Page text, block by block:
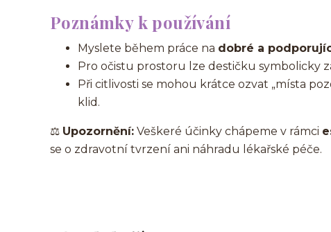
Poznámky k používání
Myslete během práce na dobré a
Pro očistu prostoru lze destičku symbolicky
Při citlivosti se mohou krátce ozvat „místa
klid.
⚖️ Upozornění: Veškeré účinky chápeme v rámci
se o zdravotní tvrzení ani náhradu lékařské péče.